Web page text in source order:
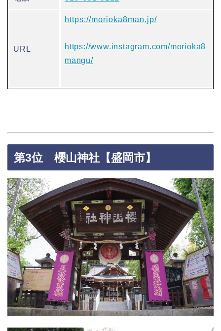
URL
https://morioka8man.jp/
https://www.instagram.com/morioka8
mangu/
第3位 櫻山神社【盛岡市】